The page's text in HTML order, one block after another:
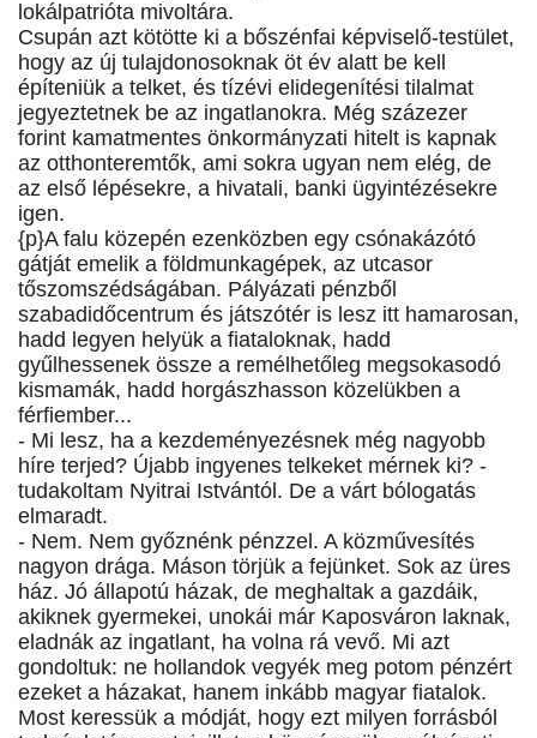
lokálpatrióta mivoltára.
Csupán azt kötötte ki a bőszénfai képviselő-testület,
hogy az új tulajdonosoknak öt év alatt be kell
építeniük a telket, és tízévi elidegenítési tilalmat
jegyeztetnek be az ingatlanokra. Még százezer
forint kamatmentes önkormányzati hitelt is kapnak
az otthonteremtők, ami sokra ugyan nem elég, de
az első lépésekre, a hivatali, banki ügyintézésekre
igen.
{p}A falu közepén ezenközben egy csónakázótó
gátját emelik a földmunkagépek, az utcasor
tőszomszédságában. Pályázati pénzből
szabadidőcentrum és játszótér is lesz itt hamarosan,
hadd legyen helyük a fiataloknak, hadd
gyűlhessenek össze a remélhetőleg megsokasodó
kismamák, hadd horgászhasson közelükben a
férfiember...
- Mi lesz, ha a kezdeményezésnek még nagyobb
híre terjed? Újabb ingyenes telkeket mérnek ki? -
tudakoltam Nyitrai Istvántól. De a várt bólogatás
elmaradt.
- Nem. Nem győznénk pénzzel. A közművesítés
nagyon drága. Máson törjük a fejünket. Sok az üres
ház. Jó állapotú házak, de meghaltak a gazdáik,
akiknek gyermekei, unokái már Kaposváron laknak,
eladnák az ingatlant, ha volna rá vevő. Mi azt
gondoltuk: ne hollandok vegyék meg potom pénzért
ezeket a házakat, hanem inkább magyar fiatalok.
Most keressük a módját, hogy ezt milyen forrásból